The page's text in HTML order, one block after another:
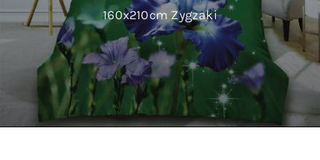
Koce
Prześcieradła
160x210cm Zygzaki